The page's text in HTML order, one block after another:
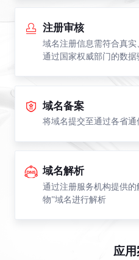
注册审核
域名注册信息需符合真
通过国家权威部门的数
域名备案
将域名提交至通过各省
域名解析
通过注册服务机构提供
物”域名进行解析
应用